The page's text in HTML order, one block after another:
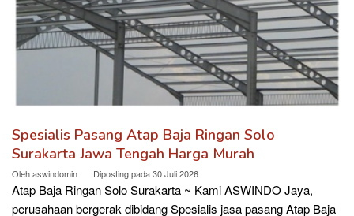
Spesialis Pasang Atap Baja Ringan Solo
Surakarta Jawa Tengah Harga Murah
Olehaswindomin Diposting pada30 Juli 2026
Atap Baja Ringan Solo Surakarta ~ Kami ASWINDO Jaya,
perusahaan bergerak dibidang Spesialis jasa pasang Atap Baja